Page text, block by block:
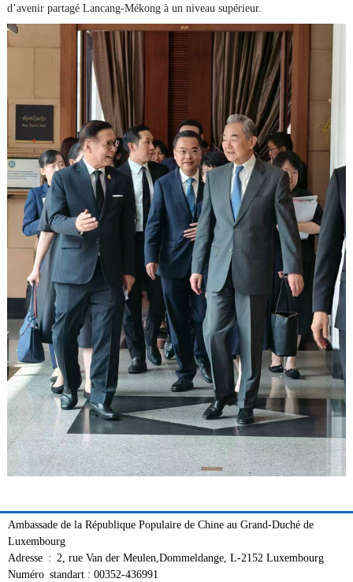
d’avenir partagé Lancang-Mékong à un niveau supérieur.
Ambassade de la République Populaire de Chine au Grand-Duché de
Luxembourg
Adresse : 2, rue Van der Meulen,Dommeldange, L-2152 Luxembourg
Numéro standart : 00352-436991